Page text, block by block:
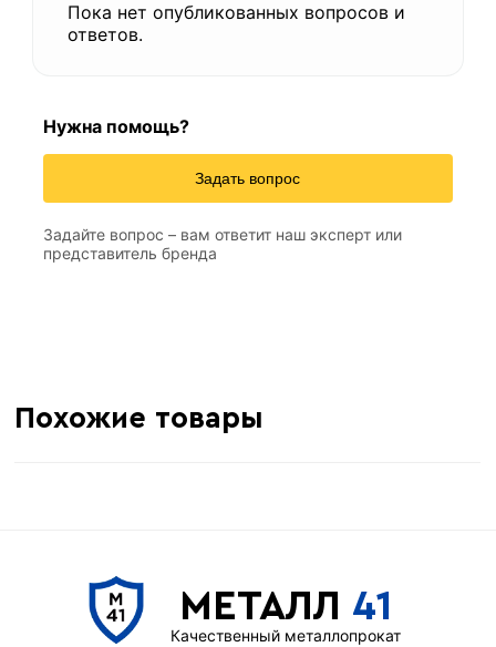
Пока нет опубликованных вопросов и
ответов.
Нужна помощь?
Задать вопрос
Задайте вопрос – вам ответит наш эксперт или
представитель бренда
Похожие товары
МЕТАЛЛ 41
Качественный металлопрокат